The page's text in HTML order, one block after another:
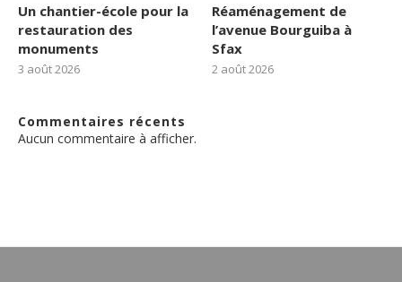
Un chantier-école pour la
restauration des
monuments
3 août 2026
Réaménagement de
l’avenue Bourguiba à
Sfax
2 août 2026
Commentaires récents
Aucun commentaire à afficher.